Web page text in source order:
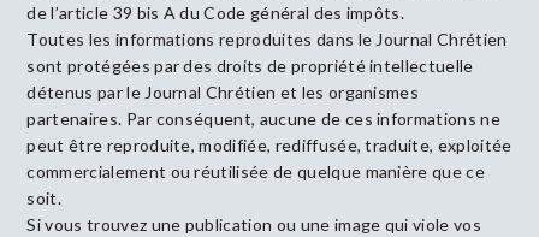
de l’article 39 bis A du Code général des impôts.
Toutes les informations reproduites dans le Journal Chrétien
sont protégées par des droits de propriété intellectuelle
détenus par le Journal Chrétien et les organismes
partenaires. Par conséquent, aucune de ces informations ne
peut être reproduite, modifiée, rediffusée, traduite, exploitée
commercialement ou réutilisée de quelque manière que ce
soit.
Si vous trouvez une publication ou une image qui viole vos